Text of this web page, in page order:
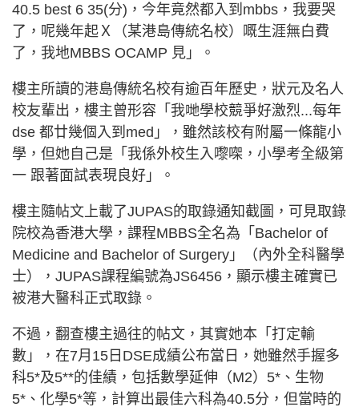
40.5 best 6 35(分)，今年竟然都入到mbbs，我要哭
了，呢幾年起Ｘ（某港島傳統名校）嘅生涯無白費
了，我地MBBS OCAMP 見」。
樓主所讀的港島傳統名校有逾百年歷史，狀元及名人
校友輩出，樓主曾形容「我哋學校競爭好激烈...每年
dse 都廿幾個入到med」，雖然該校有附屬一條龍小
學，但她自己是「我係外校生入嚟㗎，小學考全級第
一 跟著面試表現良好」。
樓主隨帖文上載了JUPAS的取錄通知截圖，可見取錄
院校為香港大學，課程MBBS全名為「Bachelor of
Medicine and Bachelor of Surgery」（內外全科醫學
士），JUPAS課程編號為JS6456，顯示樓主確實已
被港大醫科正式取錄。
不過，翻查樓主過往的帖文，其實她本「打定輸
數」，在7月15日DSE成績公布當日，她雖然手握多
科5*及5**的佳績，包括數學延伸（M2）5*、生物
5*、化學5*等，計算出最佳六科為40.5分，但當時的